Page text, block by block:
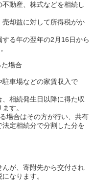
動産、株式などを相続し
却益に対して所得税がか
る年の翌年の2月16日から
場合
車場などの家賃収入で
相続発生日以降に得た収
す。
場合はその方が行い、共有
定相続分で分割した分を
が、寄附先から交付され
なります。